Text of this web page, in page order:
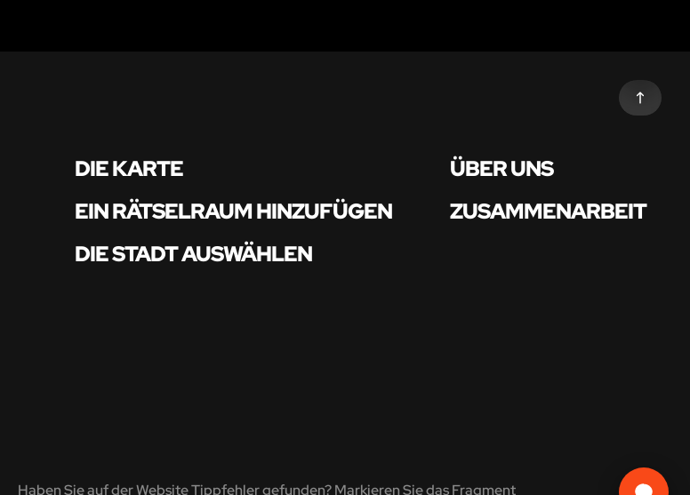
DIE KARTE
ÜBER UNS
EIN RÄTSELRAUM HINZUFÜGEN
ZUSAMMENARBEIT
DIE STADT AUSWÄHLEN
Haben Sie auf der Website Tippfehler gefunden? Markieren Sie das Fragment